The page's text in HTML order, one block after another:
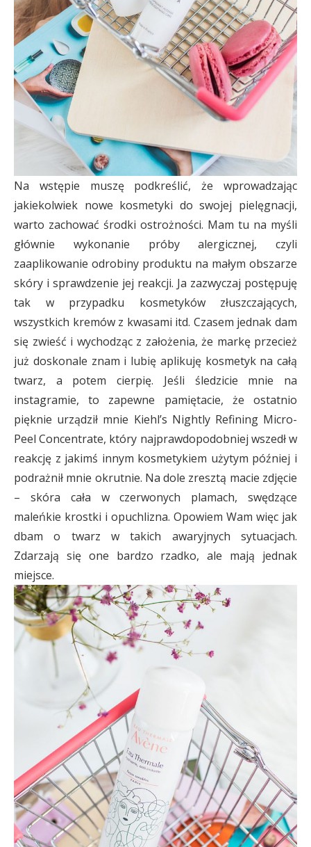
Na wstępie muszę podkreślić, że wprowadzając
jakiekolwiek nowe kosmetyki do swojej pielęgnacji,
warto zachować środki ostrożności. Mam tu na myśli
głównie wykonanie próby alergicznej, czyli
zaaplikowanie odrobiny produktu na małym obszarze
skóry i sprawdzenie jej reakcji. Ja zazwyczaj postępuję
tak w przypadku kosmetyków złuszczających,
wszystkich kremów z kwasami itd. Czasem jednak dam
się zwieść i wychodząc z założenia, że markę przecież
już doskonale znam i lubię aplikuję kosmetyk na całą
twarz, a potem cierpię. Jeśli śledzicie mnie na
instagramie, to zapewne pamiętacie, że ostatnio
pięknie urządził mnie Kiehl’s Nightly Refining Micro-
Peel Concentrate, który najprawdopodobniej wszedł w
reakcję z jakimś innym kosmetykiem użytym później i
podrażnił mnie okrutnie. Na dole zresztą macie zdjęcie
– skóra cała w czerwonych plamach, swędzące
maleńkie krostki i opuchlizna. Opowiem Wam więc jak
dbam o twarz w takich awaryjnych sytuacjach.
Zdarzają się one bardzo rzadko, ale mają jednak
miejsce.